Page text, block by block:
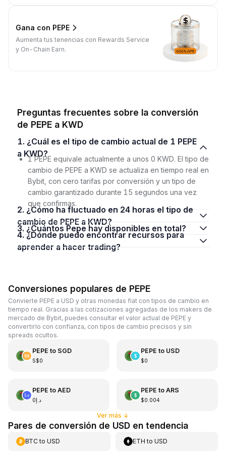
Gana con PEPE
Aumenta tus tenencias con Rewards Service
y On-Chain Earn.
Preguntas frecuentes sobre la conversión
de PEPE a KWD
1. ¿Cuál es el tipo de cambio actual de 1 PEPE
a KWD?
1 PEPE equivale actualmente a unos 0 KWD. El tipo de
cambio de PEPE a KWD se actualiza en tiempo real en
Bybit, con cero tarifas por conversión y un tipo de
cambio garantizado durante 15 segundos una vez
que confirmas.
2. ¿Cómo ha fluctuado en 24 horas el tipo de
cambio de PEPE a KWD?
3. ¿Cuántos Pepe hay disponibles en total?
4. ¿Dónde puedo encontrar recursos para
aprender a hacer trading?
Conversiones populares de PEPE
Convierte PEPE a USD y otras monedas fiat con tipos de cambio en
tiempo real. Gracias a las cotizaciones agregadas de los makers de
mercado de Bybit, puedes consultar el valor actual de PEPE y
convertirlo con confianza, con tipos de cambio precisos y sin
spreads ocultos.
PEPE to SGD
S$0
PEPE to USD
$0
PEPE to AED
د.إ0
PEPE to ARS
$0.004
Ver más ↓
Pares de conversión de USD en tendencia
BTCto USD ETH toUSD